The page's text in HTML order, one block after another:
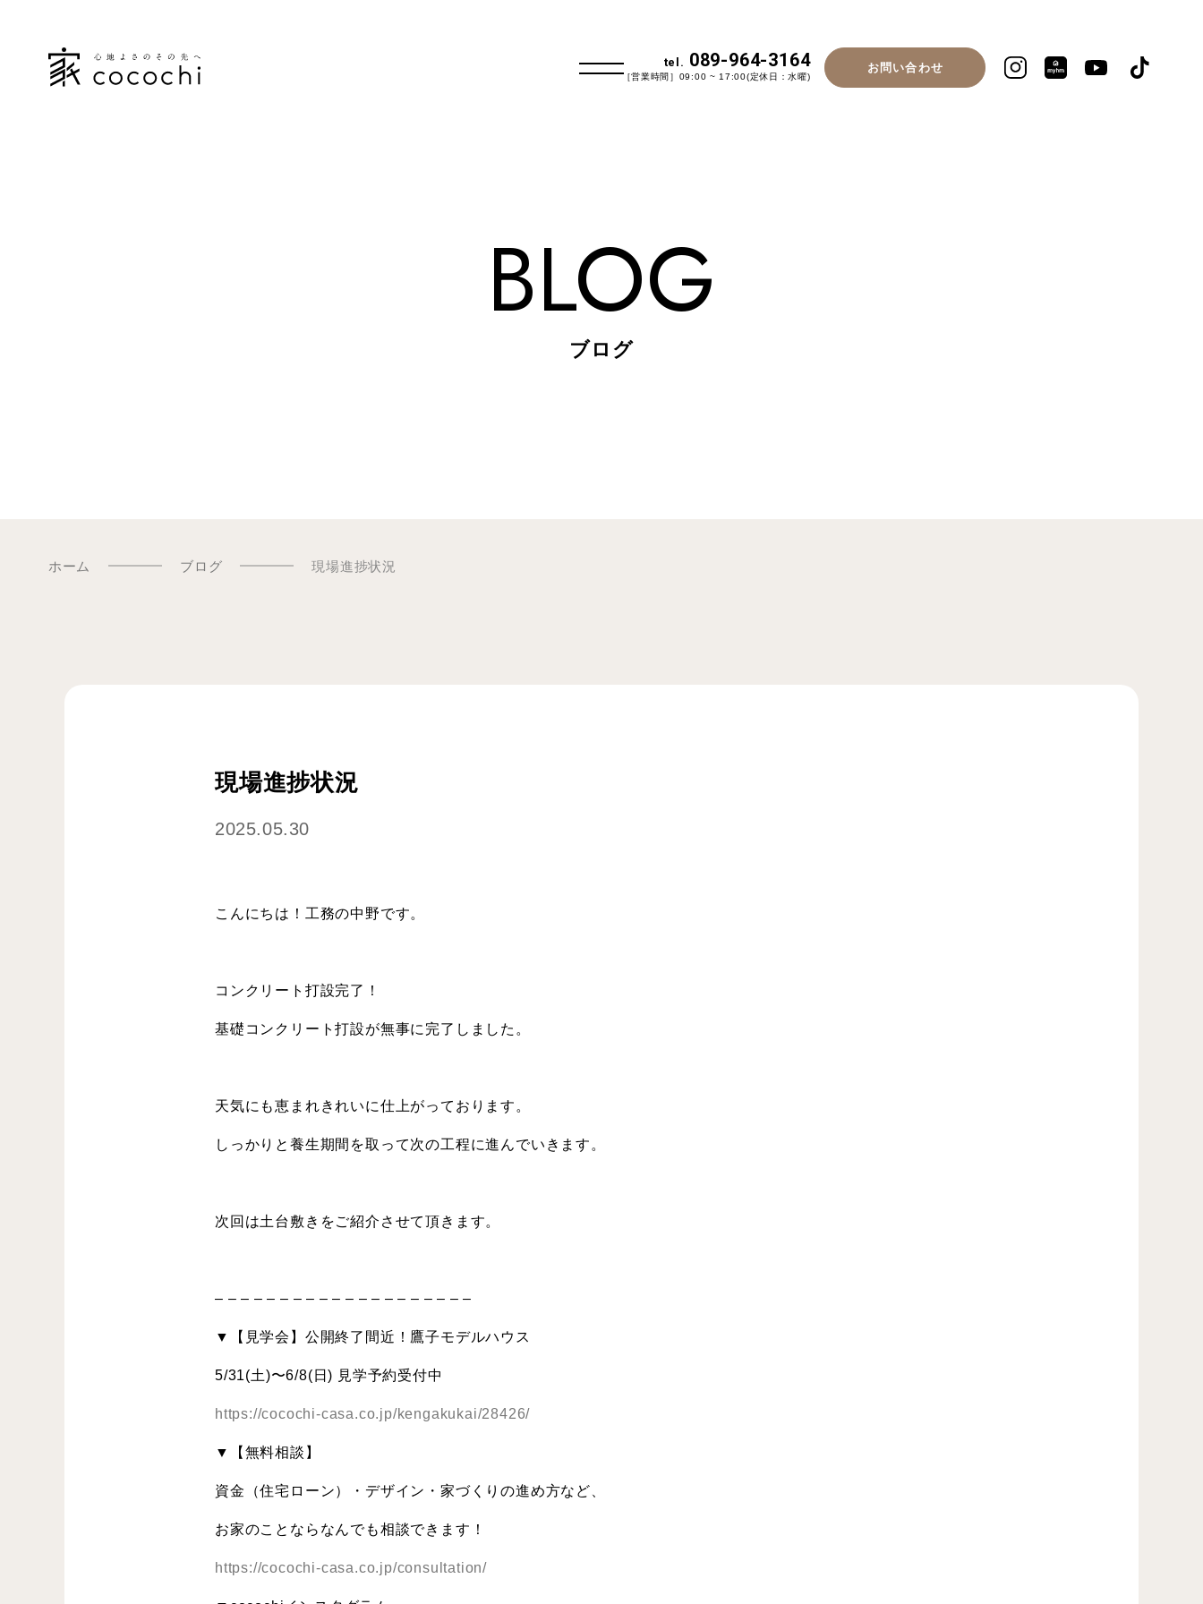
tel. 089-964-3164
［営業時間］09:00 ~ 17:00(定休日：水曜)
お問い合わせ
BLOG
ブログ
ホーム ブログ 現場進捗状況
現場進捗状況
2025.05.30
こんにちは！工務の中野です。
コンクリート打設完了！
基礎コンクリート打設が無事に完了しました。
天気にも恵まれきれいに仕上がっております。
しっかりと養生期間を取って次の工程に進んでいきます。
次回は土台敷きをご紹介させて頂きます。
– – – – – – – – – – – – – – – – – – – –
▼【見学会】公開終了間近！鷹子モデルハウス
5/31(土)〜6/8(日) 見学予約受付中
https://cocochi-casa.co.jp/kengakukai/28426/
▼【無料相談】
資金（住宅ローン）・デザイン・家づくりの進め方など、
お家のことならなんでも相談できます！
https://cocochi-casa.co.jp/consultation/